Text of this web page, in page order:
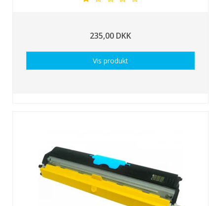
235,00 DKK
Vis produkt